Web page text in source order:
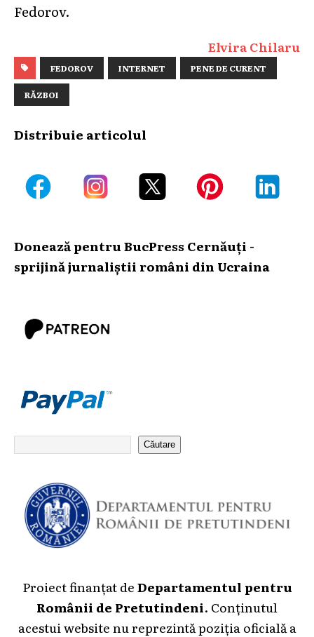
Fedorov.
Elvira Chilaru
FEDOROV INTERNET PENE DE CURENT
RĂZBOI
Distribuie articolul
Donează pentru BucPress Cernăuți -
sprijină jurnaliștii români din Ucraina
Căutare
Proiect finanțat deDepartamentul pentru
Românii de Pretutindeni. Conținutul
acestui website nu reprezintă poziția oficială a